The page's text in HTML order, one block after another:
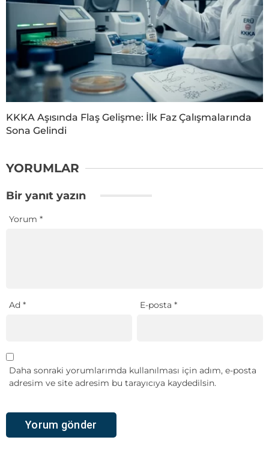
KKKA Aşısında Flaş Gelişme: İlk Faz Çalışmalarında
Sona Gelindi
YORUMLAR
Bir yanıt yazın
Yorum *
Ad * E-posta*
Daha sonraki yorumlarımda kullanılması için adım, e-posta
adresim ve site adresim bu tarayıcıya kaydedilsin.